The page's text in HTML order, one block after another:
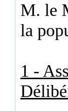
M. le
la
1 -